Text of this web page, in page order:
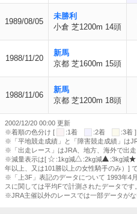
1989/08/05
未勝利
小倉 芝1200m 14頭
1988/11/20
新馬
京都 芝1600m 15頭
1988/11/06
新馬
京都 芝1200m 18頭
2002/12/20 00:00 更新
※着順の色分け [
:1着 :2着
:3着 ]
※「平地競走成績」と「障害競走成績」は
※「出走レース」はJRA、地方、海外で出走
※減量表示は[
:1kg減 :2kg減 :3kg減
年以上、又は101勝以上の女性騎手のみ）] で
※「上3F」表記のデータについて 1993年4
スに関しては平均Fで計測されたデータです。
※JRA主催以外のレースでは一部データがな